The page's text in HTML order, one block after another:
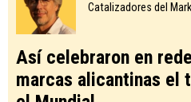
Catalizadores del
Así celebraron en
marcas alicantinas el